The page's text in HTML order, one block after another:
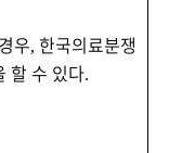
우, 한국의료분쟁
할 수 있다.